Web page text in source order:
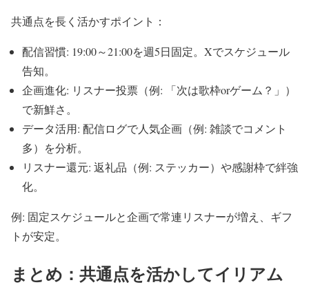
共通点を長く活かすポイント：
配信習慣: 19:00～21:00を週5日固定。Xでスケジュール
告知。
企画進化: リスナー投票（例: 「次は歌枠orゲーム？」）
で新鮮さ。
データ活用: 配信ログで人気企画（例: 雑談でコメント
多）を分析。
リスナー還元: 返礼品（例: ステッカー）や感謝枠で絆強
化。
例: 固定スケジュールと企画で常連リスナーが増え、ギフ
トが安定。
まとめ：共通点を活かしてイリアム